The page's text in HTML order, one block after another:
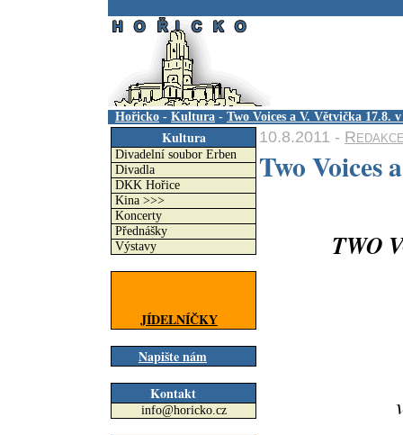
Hořicko - Kultura - Two Voices a V. Větvička 17.8.
Kultura
Divadelní soubor Erben
Divadla
DKK Hořice
Kina >>>
Koncerty
Přednášky
Výstavy
JÍDELNÍČKY
Napište nám
Kontakt
info@horicko.cz
10.8.2011 -
Two Voices
TWO